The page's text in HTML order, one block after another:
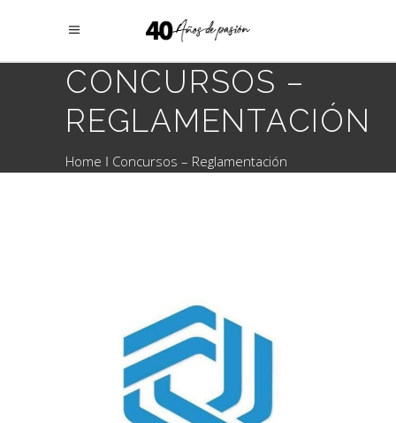
CONCURSOS –
REGLAMENTACIÓN
Home Concursos – Reglamentación